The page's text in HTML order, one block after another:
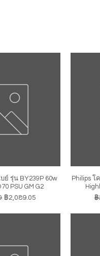
ลด่วน
ย์ รุ่น BY239P 60w
PSU GM G2
ราคาขายลด
฿2,089.05
Philips โ
ร
฿